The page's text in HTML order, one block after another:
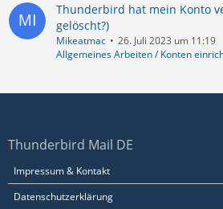
Thunderbird hat mein Konto
gelöscht?)
Mikeatmac
26. Juli 2023 um 11:19
Allgemeines Arbeiten / Konten
Thunderbird Mail DE
Impressum & Kontakt
Datenschutzerklärung